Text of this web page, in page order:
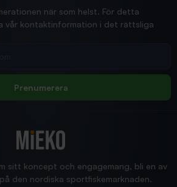
när som helst. För detta
vår kontaktinformation i det rättsliga
Prenumerera
sitt koncept och engagemang, bli en av
den nordiska sportfiskemarknaden.